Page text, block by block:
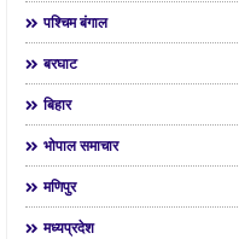
पश्चिम बंगाल
बरघाट
बिहार
भोपाल समाचार
मणिपुर
मध्यप्रदेश